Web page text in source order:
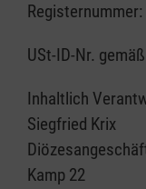
Registernummer:
USt-ID-Nr.
Inhaltlich
Siegfried Krix
Kamp 22